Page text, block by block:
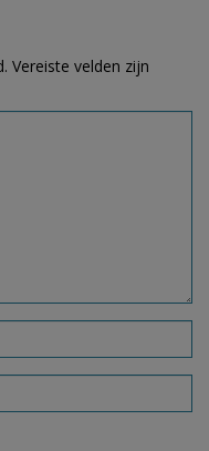
Vereiste velden zijn